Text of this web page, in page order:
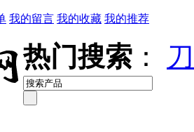
我的留言 我的收藏 我的推荐
热门搜索 ：